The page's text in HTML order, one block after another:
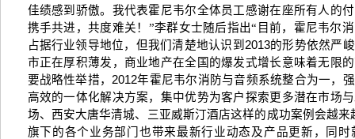
佳绩感到骄傲。我代表霍尼韦尔全体员工感谢在座所有人的
携手共进，共度难关！”李群女士随后指出“目前，霍尼韦尔
占据行业领导地位，但我们清楚地认识到 2013的形势依然严
市正在厚积薄发，商业地产在全国的爆发式增长意味着无限
要战略性举措， 2012年霍尼韦尔消防与音频系统整合为一，
高效的一体化解决方案，集中优势为客户探索更多潜在市场
场、西安大唐华清城、三亚威斯汀酒店这样的成功案例会越
旗下的各个业务部门也带来最新行业动态及产品更新，同